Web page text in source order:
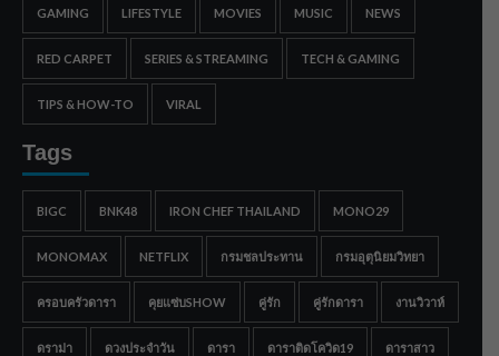
GAMING LIFESTYLE MOVIES MUSIC NEWS
RED CARPET SERIES & STREAMING TECH & GAMING
TIPS & HOW-TO VIRAL
Tags
BIGC BNK48 IRON CHEF THAILAND MONO29
MONOMAX NETFLIX กรมชลประทาน กรมอุตุนิยมวิทยา
ครอบครัวดารา คุยแซ่บSHOW คู่รัก คู่รักดารา งานวิวาห์
ดราม่า ดวงประจำวัน ดารา ดาราติดโควิด19 ดาราสาว